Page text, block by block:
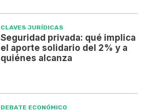
CLAVES JURÍDICAS
Seguridad privada: qué implica
el aporte solidario del 2% y a
quiénes alcanza
DEBATE ECONÓMICO